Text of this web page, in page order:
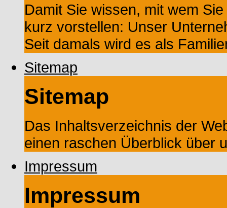
Damit Sie wissen, mit wem
kurz vorstellen: Unser
Seit damals wird es als
Sitemap
Sitemap
Das Inhaltsverzeichnis der
einen raschen Überblick über
Impressum
Impressum